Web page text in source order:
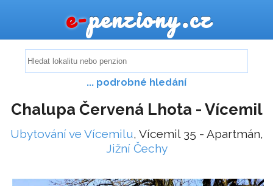
e-penziony.cz
... podrobné hledání
Chalupa Červená Lhota - Vícemil
Ubytování ve Vícemilu, Vícemil 35 - Apartmán,
Jižní Čechy